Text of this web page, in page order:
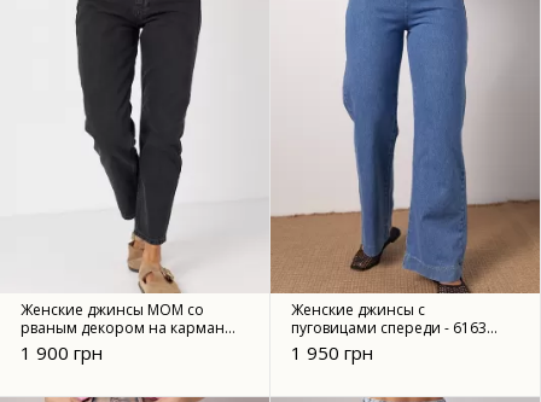
Женские джинсы МОМ со
рваным декором на карманах
- 6390 черные
1 900 грн
Женские джинсы с
пуговицами спереди - 6163
синий
1 950 грн